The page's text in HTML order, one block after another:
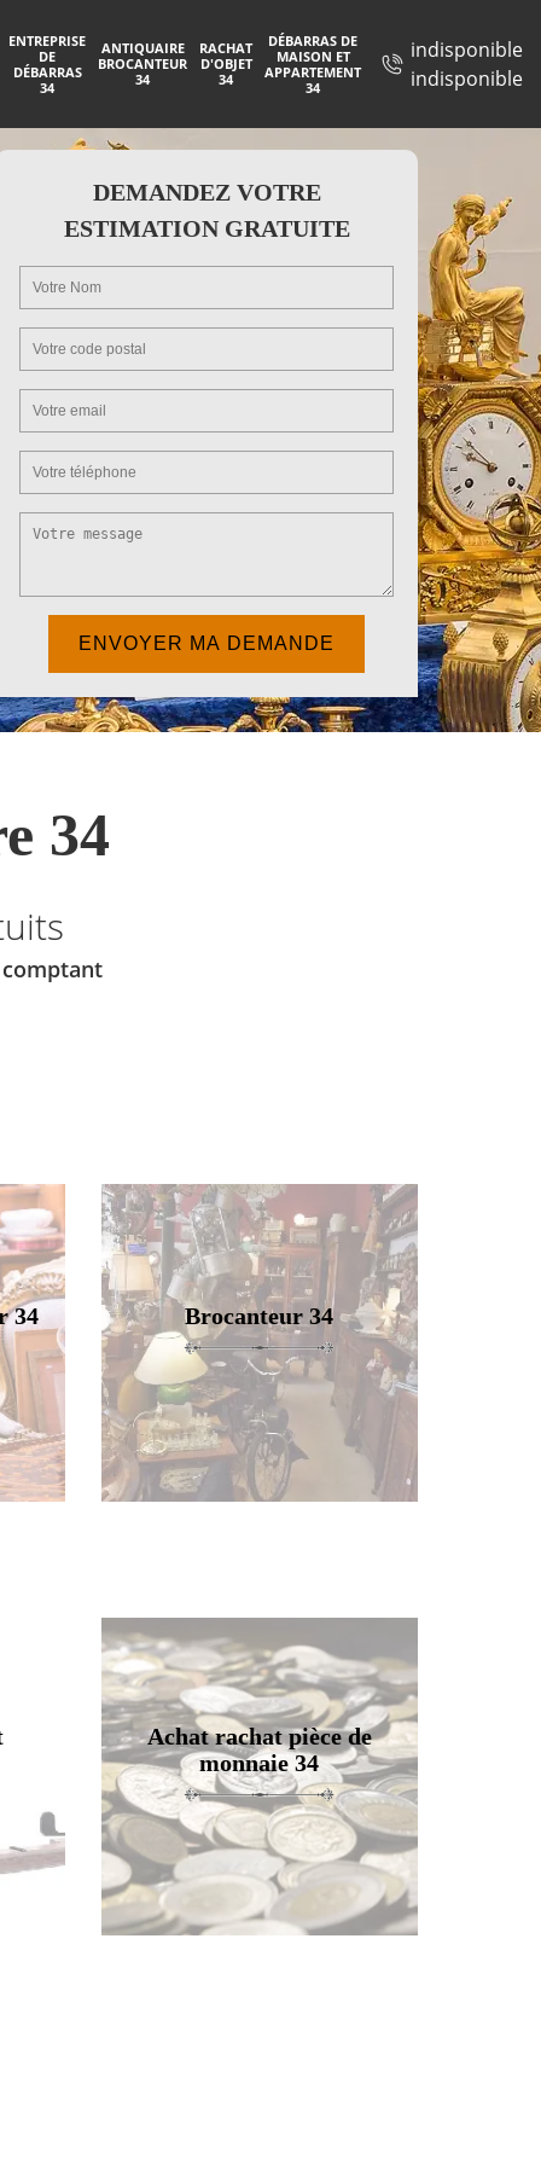
ENTREPRISE
DE
DÉBARRAS
34
ANTIQUAIRE
BROCANTEUR
34
RACHAT
D'OBJET
34
DÉBARRAS DE
MAISON ET
APPARTEMENT
34
indisponible
indisponible
DEMANDEZ VOTRE
ESTIMATION GRATUITE
34
34 Brocanteur 34
Achat rachat pièce de
monnaie 34